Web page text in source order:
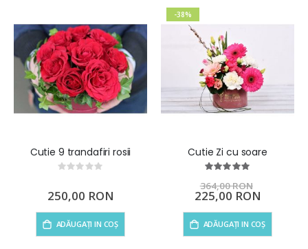
Cutie 9 trandafiri rosii
Rating:
250,00 RON
ADĂUGAȚI IN COȘ
-38%
Cutie Zi cu soare
Rating:
364,00 RON
Preț
special
225,00 RON
ADĂUGAȚI IN COȘ